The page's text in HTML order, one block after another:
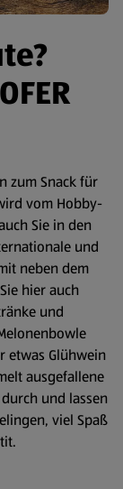
zum Snack für
vom Hobby-
Sie in den
und
neben dem
hier auch
und
etwas Glühwein
ausgefallene
und lassen
viel Spaß